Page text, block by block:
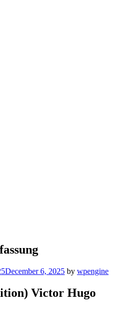
December 6, 2025 by wpengine
Victor Hugo